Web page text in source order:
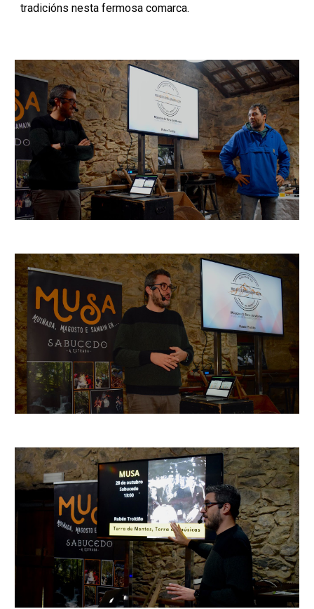
tradicións nesta fermosa comarca.